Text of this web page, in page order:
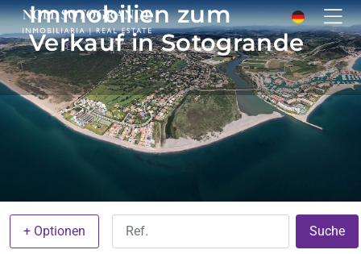
Immobilien zum
Verkauf in Sotogrande
+ Optionen Suche